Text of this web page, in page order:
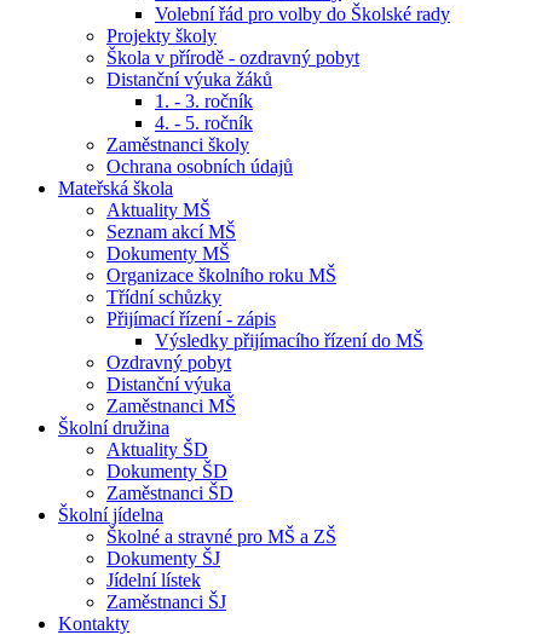
Volební řád pro volby do Školské rady
Projekty školy
Škola v přírodě - ozdravný pobyt
Distanční výuka žáků
1. - 3. ročník
4. - 5. ročník
Zaměstnanci školy
Ochrana osobních údajů
Mateřská škola
Aktuality MŠ
Seznam akcí MŠ
Dokumenty MŠ
Organizace školního roku MŠ
Třídní schůzky
Přijímací řízení - zápis
Výsledky přijímacího řízení do MŠ
Ozdravný pobyt
Distanční výuka
Zaměstnanci MŠ
Školní družina
Aktuality ŠD
Dokumenty ŠD
Zaměstnanci ŠD
Školní jídelna
Školné a stravné pro MŠ a ZŠ
Dokumenty ŠJ
Jídelní lístek
Zaměstnanci ŠJ
Kontakty